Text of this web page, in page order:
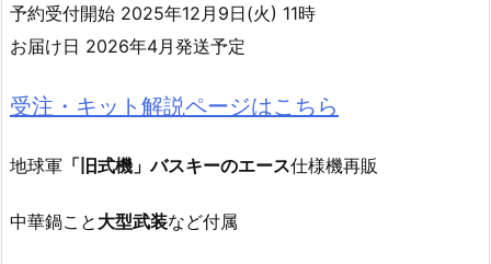
予約受付開始 2025年12月9日(火) 11時
お届け日 2026年4月発送予定
受注・キット解説ページはこちら
地球軍 「旧式機」バスキーのエース仕様機再販
中華鍋こと 大型武装など付属